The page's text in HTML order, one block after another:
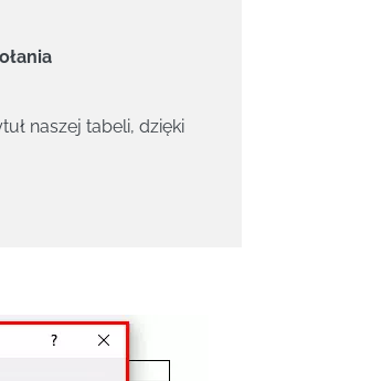
naszej tabeli, dzięki